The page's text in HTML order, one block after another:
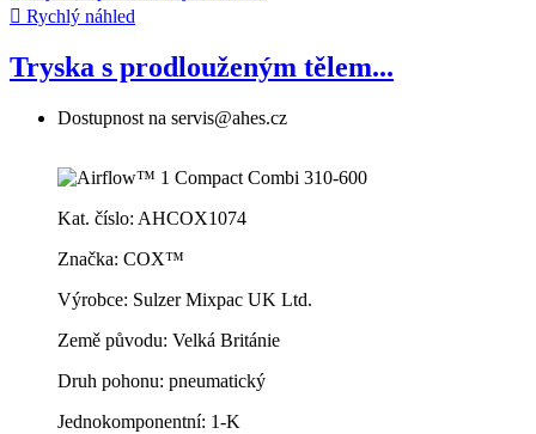
 Rychlý náhled
Tryska s prodlouženým tělem...
Dostupnost na servis@ahes.cz
Kat. číslo: AHCOX1074
Značka: COX™
Výrobce: Sulzer Mixpac UK Ltd.
Země původu: Velká Británie
Druh pohonu: pneumatický
Jednokomponentní: 1-K